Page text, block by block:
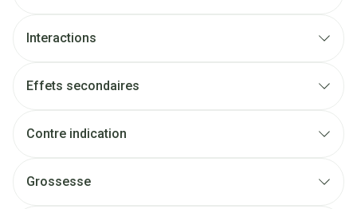
Interactions
Effets secondaires
Contre indication
Grossesse